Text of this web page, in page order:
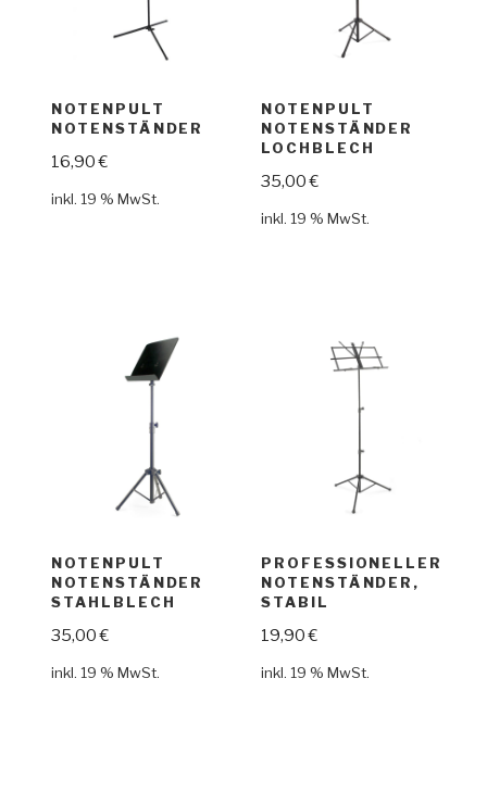
NOTENPULT
NOTENSTÄNDER
16,90€
inkl. 19 % MwSt.
NOTENPULT
NOTENSTÄNDER
LOCHBLECH
35,00€
inkl. 19 % MwSt.
NOTENPULT
NOTENSTÄNDER
STAHLBLECH
35,00€
inkl. 19 % MwSt.
PROFESSIONELLER
NOTENSTÄNDER,
STABIL
19,90€
inkl. 19 % MwSt.